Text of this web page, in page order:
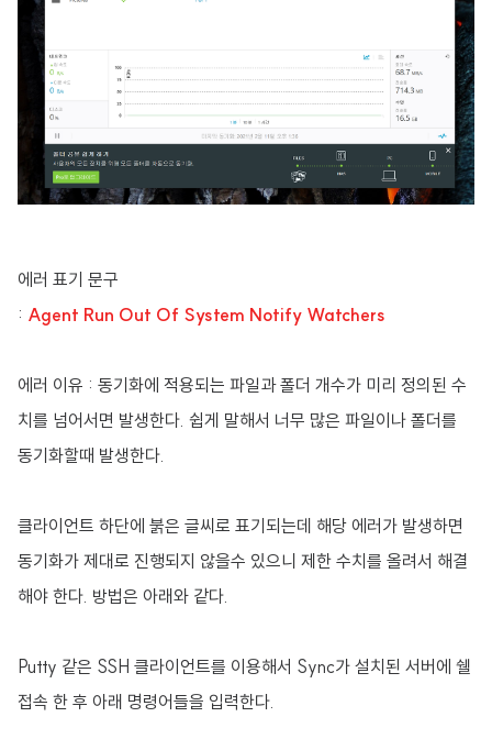
에러 표기 문구
: Agent Run Out Of System Notify Watchers
에러 이유 : 동기화에 적용되는 파일과 폴더 개수가 미리 정의된 수
치를 넘어서면 발생한다. 쉽게 말해서 너무 많은 파일이나 폴더를
동기화할때 발생한다.
클라이언트 하단에 붉은 글씨로 표기되는데 해당 에러가 발생하면
동기화가 제대로 진행되지 않을수 있으니 제한 수치를 올려서 해결
해야 한다. 방법은 아래와 같다.
Putty 같은 SSH 클라이언트를 이용해서 Sync가 설치된 서버에 쉘
접속 한 후 아래 명령어들을 입력한다.